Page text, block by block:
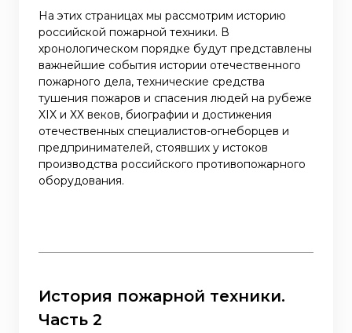
На этих страницах мы рассмотрим историю
российской пожарной техники. В
хронологическом порядке будут представлены
важнейшие события истории отечественного
пожарного дела, технические средства
тушения пожаров и спасения людей на рубеже
XIX и ХХ веков, биографии и достижения
отечественных специалистов-огнеборцев и
предпринимателей, стоявших у истоков
производства российского противопожарного
оборудования.
История пожарной техники.
Часть 2